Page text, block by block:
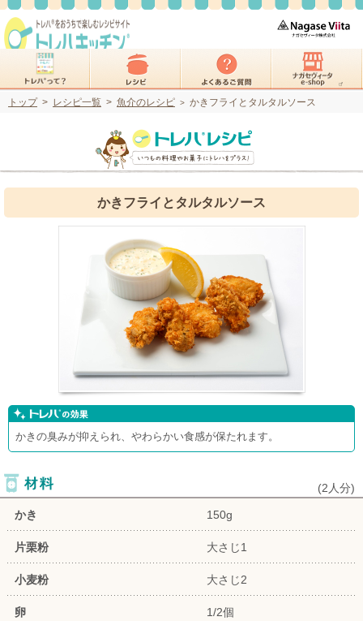
トップ> レシピ一覧 > 魚介のレシピ > かきフライとタルタルソース
かきフライとタルタルソース
かきの臭みが抑えられ、やわらかい食感が保たれます。
(2人分)
かき 150g
片栗粉 大さじ1
小麦粉 大さじ2
卵 1/2個